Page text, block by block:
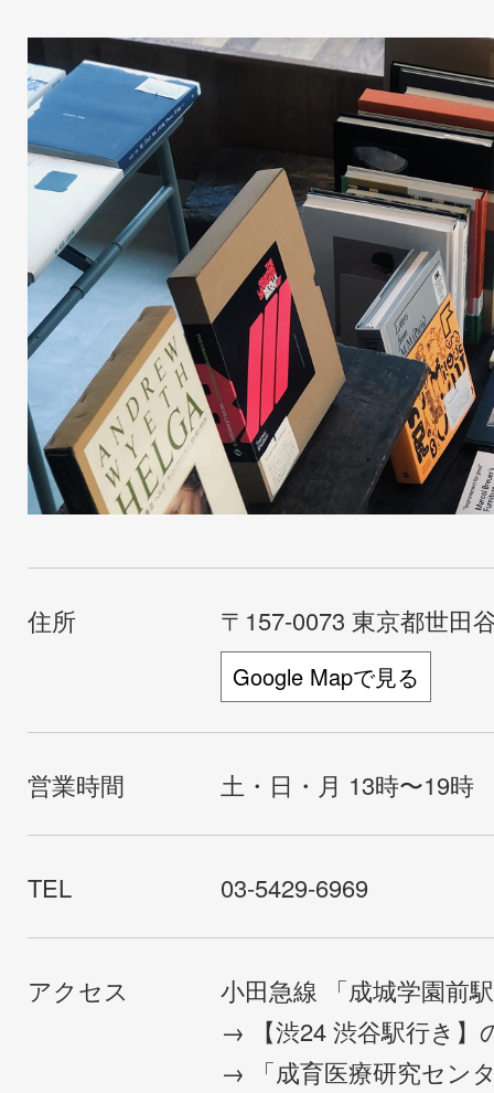
住所 〒157-0073 東京都世田
Google Mapで見る
営業時間 土・日・月 13時〜19時
TEL 03-5429-6969
アクセス
小田急線 「成城学園前
→ 【渋24 渋谷駅行き】
→ 「成育医療研究セン